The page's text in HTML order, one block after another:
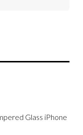
Glass iPhone